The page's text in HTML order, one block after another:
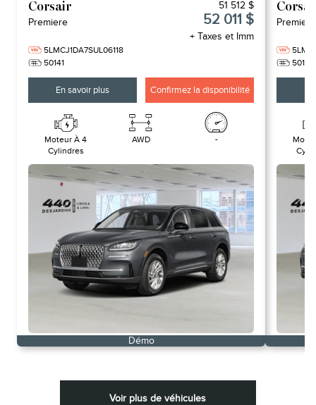
Corsair
Premiere
5LMCJ1DA7SUL06118
50141
51 512 $
52 011 $
+ Taxes et Imm
En savoir plus Confirmez la disponibilité
Moteur À 4
Cylindres
AWD -
Démo
Premiere
50104
Voir plus de véhicules